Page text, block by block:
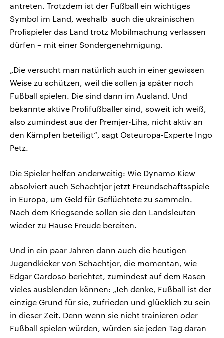
antreten. Trotzdem ist der Fußball ein wichtiges
Symbol im Land, weshalb auch die ukrainischen
Profispieler das Land trotz Mobilmachung verlassen
dürfen – mit einer Sondergenehmigung.
„Die versucht man natürlich auch in einer gewissen
Weise zu schützen, weil die sollen ja später noch
Fußball spielen. Die sind dann im Ausland. Und
bekannte aktive Profifußballer sind, soweit ich weiß,
also zumindest aus der Premjer-Liha, nicht aktiv an
den Kämpfen beteiligt“, sagt Osteuropa-Experte Ingo
Petz.
Die Spieler helfen anderweitig: Wie Dynamo Kiew
absolviert auch Schachtjor jetzt Freundschaftsspiele
in Europa, um Geld für Geflüchtete zu sammeln.
Nach dem Kriegsende sollen sie den Landsleuten
wieder zu Hause Freude bereiten.
Und in ein paar Jahren dann auch die heutigen
Jugendkicker von Schachtjor, die momentan, wie
Edgar Cardoso berichtet, zumindest auf dem Rasen
vieles ausblenden können: „Ich denke, Fußball ist der
einzige Grund für sie, zufrieden und glücklich zu sein
in dieser Zeit. Denn wenn sie nicht trainieren oder
Fußball spielen würden, würden sie jeden Tag daran